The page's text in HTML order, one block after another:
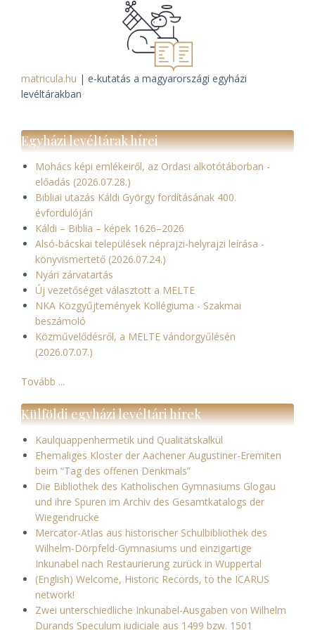
matricula.hu | e-kutatás a magyarországi egyházi
levéltárakban
Egyházi levéltárak hírei
Mohács képi emlékeiről, az Ordasi alkotótáborban -
előadás (2026.07.28.)
Bibliai utazás Káldi György fordításának 400.
évfordulóján
Káldi – Biblia – képek 1626–2026
Alsó-bácskai települések néprajzi-helyrajzi leírása -
könyvismertető (2026.07.24.)
Nyári zárvatartás
Új vezetőséget választott a MELTE
NKA Közgyűjtemények Kollégiuma - Szakmai
beszámoló
Közművelődésről, a MELTE vándorgyűlésén
(2026.07.07.)
Tovább ...
Külföldi egyházi levéltári hírek
Kaulquappenhermetik und Qualitätskalkül
Ehemaliges Kloster der Aachener Augustiner-Eremiten
beim “Tag des offenen Denkmals”
Die Bibliothek des Katholischen Gymnasiums Glogau
und ihre Spuren im Archiv des Gesamtkatalogs der
Wiegendrucke
Mercator-Atlas aus historischer Schulbibliothek des
Wilhelm-Dörpfeld-Gymnasiums und einzigartige
Inkunabel nach Restaurierung zurück in Wuppertal
(English) Welcome, Historic Records, to the ICARUS
network!
Zwei unterschiedliche Inkunabel-Ausgaben von Wilhelm
Durands Speculum iudiciale aus 1499 bzw. 1501